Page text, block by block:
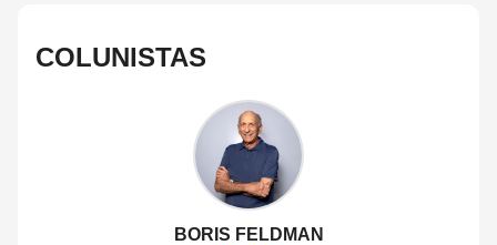
COLUNISTAS
BORIS FELDMAN